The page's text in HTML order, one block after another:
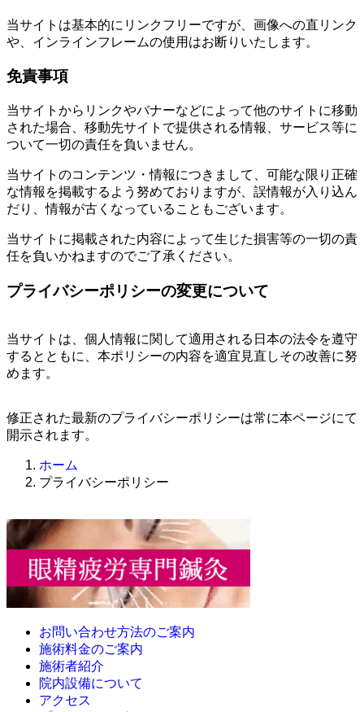
当サイトは基本的にリンクフリーですが、画像への直リンク
や、インラインフレームの使用はお断りいたします。
免責事項
当サイトからリンクやバナーなどによって他のサイトに移動
された場合、移動先サイトで提供される情報、サービス等に
ついて一切の責任を負いません。
当サイトのコンテンツ・情報につきまして、可能な限り正確
な情報を掲載するよう努めておりますが、誤情報が入り込ん
だり、情報が古くなっていることもございます。
当サイトに掲載された内容によって生じた損害等の一切の責
任を負いかねますのでご了承ください。
プライバシーポリシーの変更について
当サイトは、個人情報に関して適用される日本の法令を遵守
するとともに、本ポリシーの内容を適宜見直しその改善に努
めます。
修正された最新のプライバシーポリシーは常に本ページにて
開示されます。
ホーム
プライバシーポリシー
お問い合わせ方法のご案内
施術料金のご案内
施術者紹介
院内設備について
アクセス